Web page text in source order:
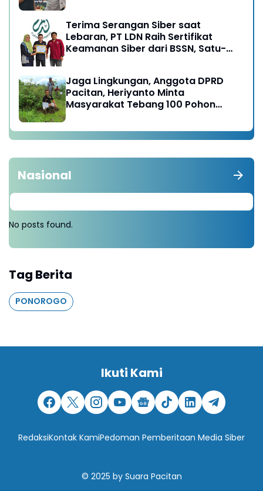
Terima Serangan Siber saat
Lebaran, PT LDN Raih Sertifikat
Keamanan Siber dari BSSN, Satu-
Jaga Lingkungan, Anggota DPRD
Pacitan, Heriyanto Minta
Masyarakat Tebang 100 Pohon
Nasional
No posts found.
Tag Berita
PONOROGO
Ikuti Kami
RedaksiKontak KamiPedoman Pemberitaan Media Siber
© 2025 by Suara Pacitan